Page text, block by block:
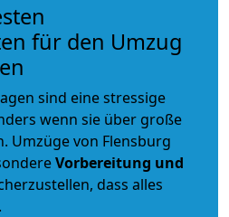
für den Umzug
sind eine stressige
wenn sie über große
Umzüge von Flensburg
Vorbereitung und
dass alles